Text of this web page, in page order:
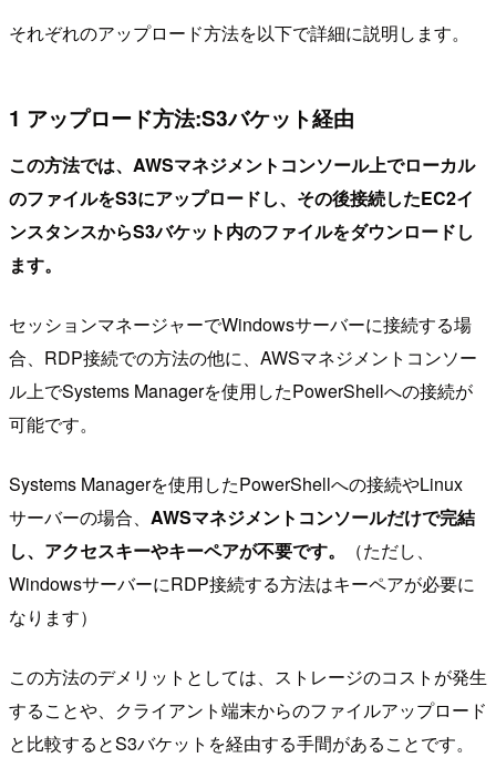
それぞれのアップロード方法を以下で詳細に説明します。
1 アップロード方法:S3バケット経由
この方法では、AWSマネジメントコンソール上でローカル
のファイルをS3にアップロードし、その後接続したEC2イ
ンスタンスからS3バケット内のファイルをダウンロードし
ます。
セッションマネージャーでWindowsサーバーに接続する場
合、RDP接続での方法の他に、AWSマネジメントコンソー
ル上でSystems Managerを使用したPowerShellへの接続が
可能です。
Systems Managerを使用したPowerShellへの接続やLinux
サーバーの場合、 AWSマネジメントコンソールだけで完結
し、アクセスキーやキーペアが不要です。
（ただし、
WindowsサーバーにRDP接続する方法はキーペアが必要に
なります）
この方法のデメリットとしては、ストレージのコストが発生
することや、クライアント端末からのファイルアップロード
と比較するとS3バケットを経由する手間があることです。